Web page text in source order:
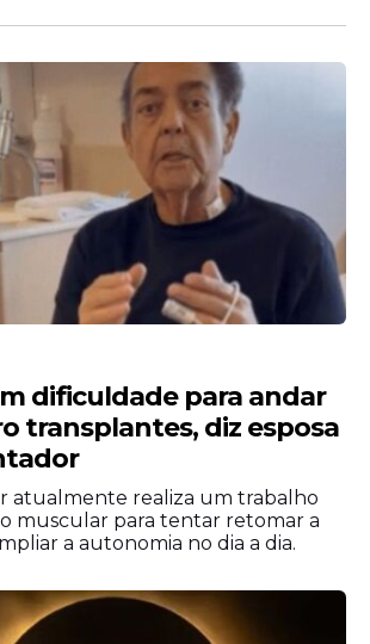
de usinas movidas
estimado nas tarifas
4,51%, mas o percentual
do valor total
dos reajustes tarifários de
ao longo de 2026.
de um encargo chamado
(UBP), valor pago
dificuldade para andar
transplantes, diz esposa
atualmente realiza um trabalho
muscular para tentar retomar a
a autonomia no dia a dia.